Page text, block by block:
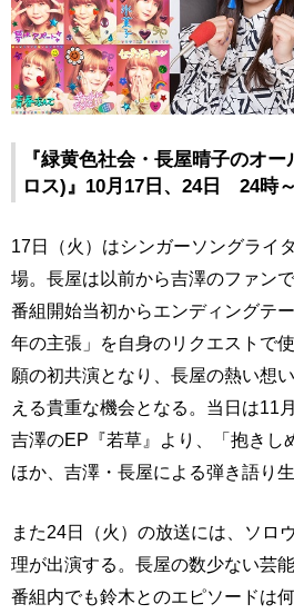
『緑黄色社会・長屋晴子のオ
ロス)』10月17日、24日 24時
17日（火）はシンガーソングライ
場。長屋は以前から吉澤のファン
番組開始当初からエンディングテ
年の主張」を自身のリクエストで
願の初共演となり、長屋の熱い想
える貴重な機会となる。当日は11
吉澤のEP『若草』より、「抱きし
ほか、吉澤・長屋による弾き語り
また24日（火）の放送には、ソロ
理が出演する。長屋の数少ない芸
番組内でも鈴木とのエピソードは